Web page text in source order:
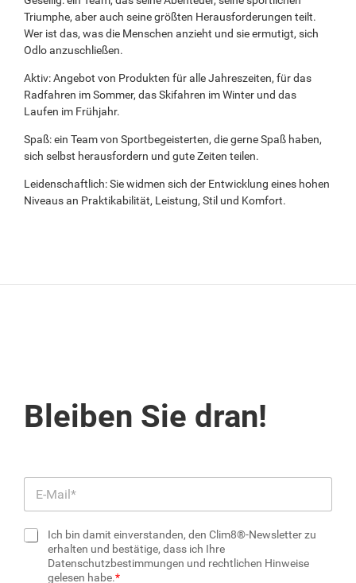
Triumphe, aber auch seine größten Herausforderungen teilt.
Wer ist das, was die Menschen anzieht und sie ermutigt, sich
Odlo anzuschließen.
Aktiv: Angebot von Produkten für alle Jahreszeiten, für das
Radfahren im Sommer, das Skifahren im Winter und das
Laufen im Frühjahr.
Spaß: ein Team von Sportbegeisterten, die gerne Spaß haben,
sich selbst herausfordern und gute Zeiten teilen.
Leidenschaftlich: Sie widmen sich der Entwicklung eines hohen
Niveaus an Praktikabilität, Leistung, Stil und Komfort.
Bleiben Sie dran!
-
M
a
Ich bin damit einverstanden, den Clim8®-Newsletter zu
erhalten und bestätige, dass ich Ihre
Datenschutzbestimmungen und rechtlichen Hinweise
gelesen habe.